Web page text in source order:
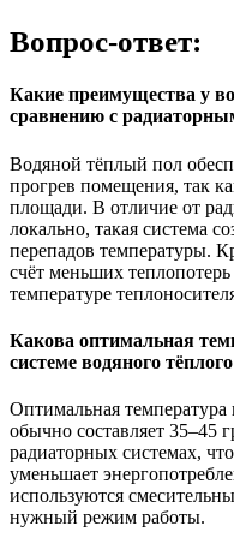
Вопрос-ответ:
Какие преимущества у
сравнению с
Водяной тёплый пол
прогрев помещения, так
площади. В отличие от
локально, такая система
перепадов температуры.
счёт меньших
температуре
Какова оптимальная
системе водяного
Оптимальная температура
обычно составляет 35–45
радиаторных системах,
уменьшает
используются
нужный режим работы.